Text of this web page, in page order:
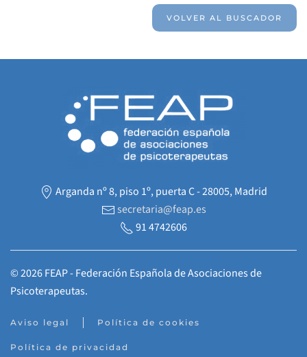
VOLVER AL BUSCADOR
Arganda nº 8, piso 1º, puerta C - 28005, Madrid
secretaria@feap.es
91 4742606
©2026FEAP - Federación Española de Asociaciones de
Psicoterapeutas.
Aviso legal Política de cookies
Política de privacidad